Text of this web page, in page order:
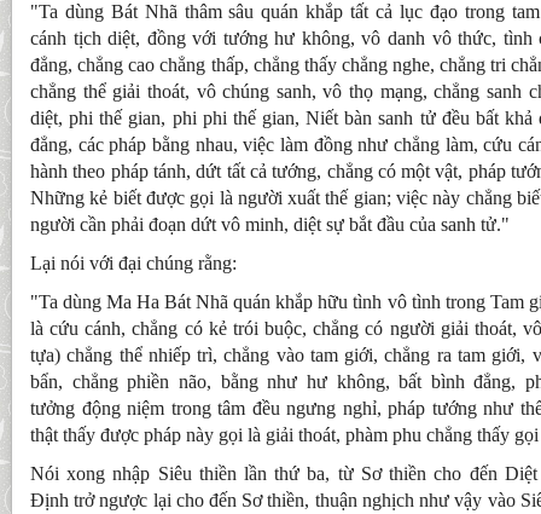
"Ta dùng Bát Nhã thâm sâu quán khắp tất cả lục đạo trong
cánh tịch diệt, đồng với tướng hư không, vô danh vô thức, tình
đẳng, chẳng cao chẳng thấp, chẳng thấy chẳng nghe, chẳng tri
chẳng thể giải thoát, vô chúng sanh, vô thọ mạng, chẳng sanh
diệt, phi thế gian, phi phi thế gian, Niết bàn sanh tử đều bất khả
đẳng, các pháp bằng nhau, việc làm đồng như chẳng làm, cứu
hành theo pháp tánh, dứt tất cả tướng, chẳng có một vật, pháp
Những kẻ biết được gọi là người xuất thế gian; việc này chẳng
người cần phải đoạn dứt vô minh, diệt sự bắt đầu của sanh tử."
Lại nói với đại chúng rằng:
"Ta dùng Ma Ha Bát Nhã quán khắp hữu tình vô tình trong Tam
là cứu cánh, chẳng có kẻ trói buộc, chẳng có người giải thoát,
tựa) chẳng thể nhiếp trì, chẳng vào tam giới, chẳng ra tam giới,
bẩn, chẳng phiền não, bằng như hư không, bất bình đẳng,
tưởng động niệm trong tâm đều ngưng nghỉ, pháp tướng như
thật thấy được pháp này gọi là giải thoát, phàm phu chẳng thấy
Nói xong nhập Siêu thiền lần thứ ba, từ Sơ thiền cho đến
Định trở ngược lại cho đến Sơ thiền, thuận nghịch như vậy vào